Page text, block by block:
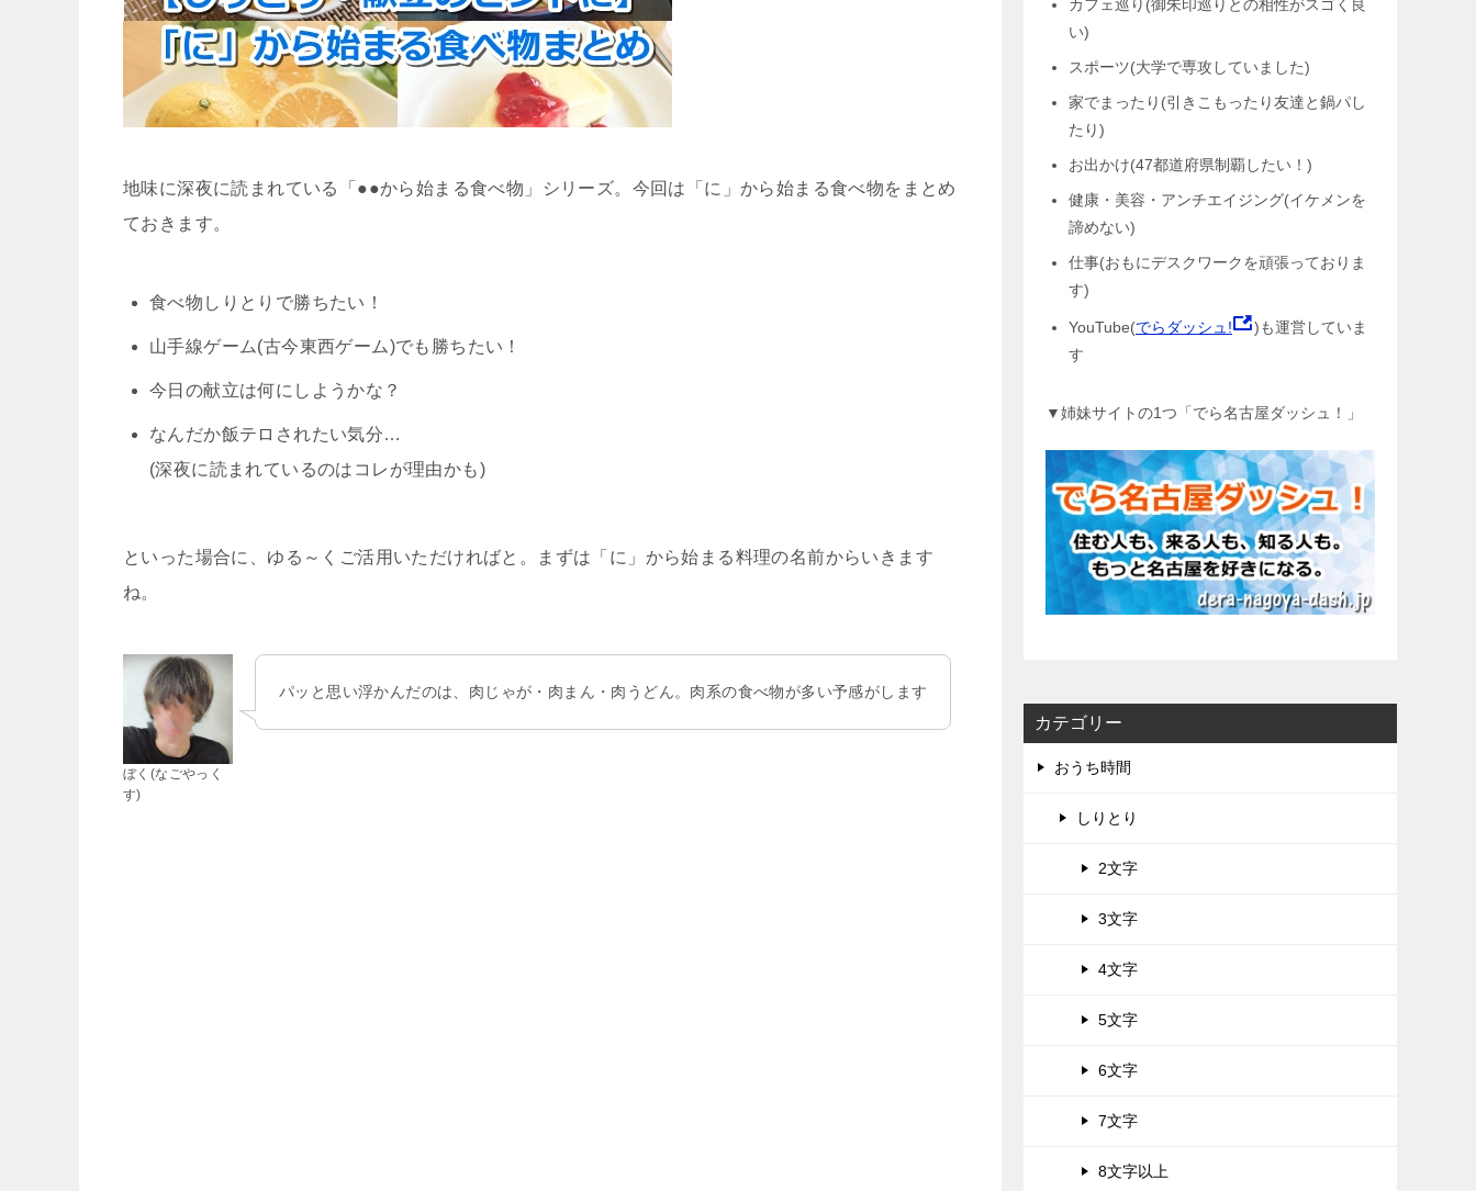
地味に深夜に読まれている「●●から始まる食べ物」シリーズ。今回は「に」から始まる食べ物をまとめ
ておきます。
食べ物しりとりで勝ちたい！
山手線ゲーム(古今東西ゲーム)でも勝ちたい！
今日の献立は何にしようかな？
なんだか飯テロされたい気分…
(深夜に読まれているのはコレが理由かも)
といった場合に、ゆる～くご活用いただければと。まずは「に」から始まる料理の名前からいきます
ね。
ぼく(なごやっく
す)
パッと思い浮かんだのは、肉じゃが・肉まん・肉うどん。肉系の食べ物が多い予感がします
カフェ巡り(御朱印巡りとの相性がスゴく良
い)
スポーツ(大学で専攻していました)
家でまったり(引きこもったり友達と鍋パし
たり)
お出かけ(47都道府県制覇したい！)
健康・美容・アンチエイジング(イケメンを
諦めない)
仕事(おもにデスクワークを頑張っておりま
す)
YouTube(でらダッシュ!
)も運営していま
す
▼姉妹サイトの1つ「でら名古屋ダッシュ！」
カテゴリー
おうち時間
しりとり
2文字
3文字
4文字
5文字
6文字
7文字
8文字以上